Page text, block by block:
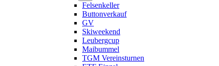
Felsenkeller
Buttonverkauf
GV
Skiweekend
Leubergcup
Maibummel
TGM Vereinsturnen